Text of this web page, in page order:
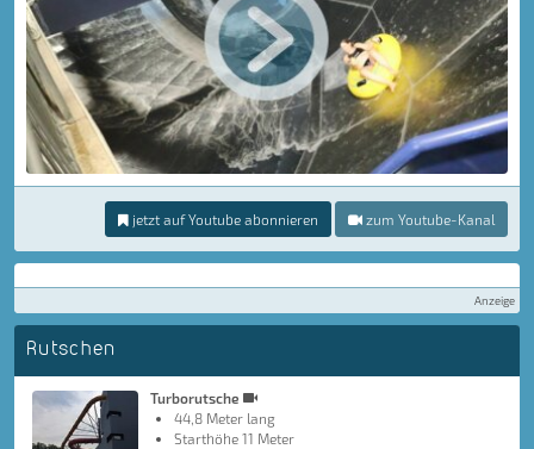
jetzt auf Youtube abonnieren zum Youtube-Kanal
Anzeige
Rutschen
Turborutsche
44,8 Meter lang
Starthöhe 11 Meter